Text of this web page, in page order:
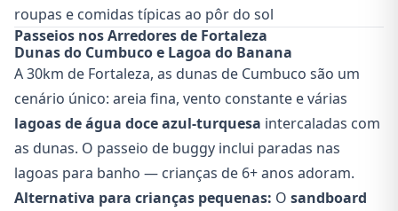
roupas e comidas típicas ao pôr do sol
Passeios nos Arredores de Fortaleza
Dunas do Cumbuco e Lagoa do Banana
A 30km de Fortaleza, as dunas de Cumbuco são um
cenário único: areia fina, vento constante e várias
lagoas de água doce azul-turquesa intercaladas com
as dunas. O passeio de buggy inclui paradas nas
lagoas para banho — crianças de 6+ anos adoram.
Alternativa para crianças pequenas: O sandboard